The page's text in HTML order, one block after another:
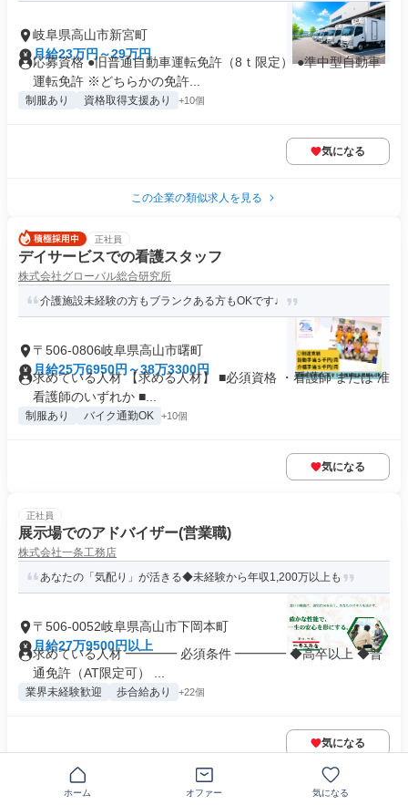
岐阜県高山市新宮町
月給23万円～29万円
応募資格 ●旧普通自動車運転免許（8ｔ限定） ●準中型自動車
運転免許 ※どちらかの免許...
制服あり 資格取得支援あり +10個
気になる
この企業の類似求人を見る
正社員
デイサービスでの看護スタッフ
株式会社グローバル総合研究所
介護施設未経験の方もブランクある方もOKです♩
〒506-0806岐阜県高山市曙町
月給25万6950円～38万3300円
求めている人材 【求める人材】 ■必須資格 ・看護師 または 准
看護師のいずれか ■...
制服あり バイク通勤OK +10個
気になる
正社員
展示場でのアドバイザー(営業職)
株式会社一条工務店
あなたの「気配り」が活きる◆未経験から年収1,200万以上も
〒506-0052岐阜県高山市下岡本町
月給27万9500円以上
求めている人材 ━━━━ 必須条件 ━━━━ ◆高卒以上 ◆普
通免許（AT限定可） ...
業界未経験歓迎 歩合給あり +22個
気になる
ホーム オファー 気になる